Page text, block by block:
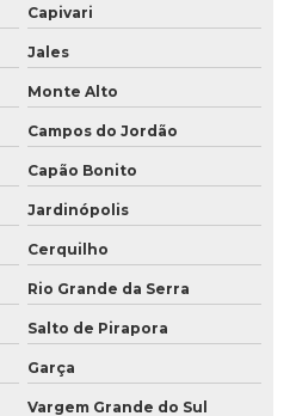
Capivari
Jales
Monte Alto
Campos do Jordão
Capão Bonito
Jardinópolis
Cerquilho
Rio Grande da Serra
Salto de Pirapora
Garça
Vargem Grande do Sul